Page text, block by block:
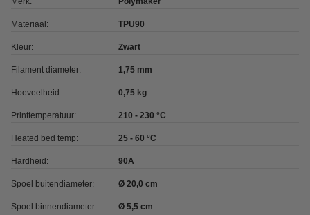
Materiaal: TPU90
Kleur: Zwart
Filament diameter: 1,75 mm
Hoeveelheid: 0,75 kg
Printtemperatuur: 210 - 230 °C
Heated bed temp: 25 - 60 °C
Hardheid: 90A
Spoel buitendiameter: Ø 20,0 cm
Spoel binnendiameter: Ø 5,5 cm